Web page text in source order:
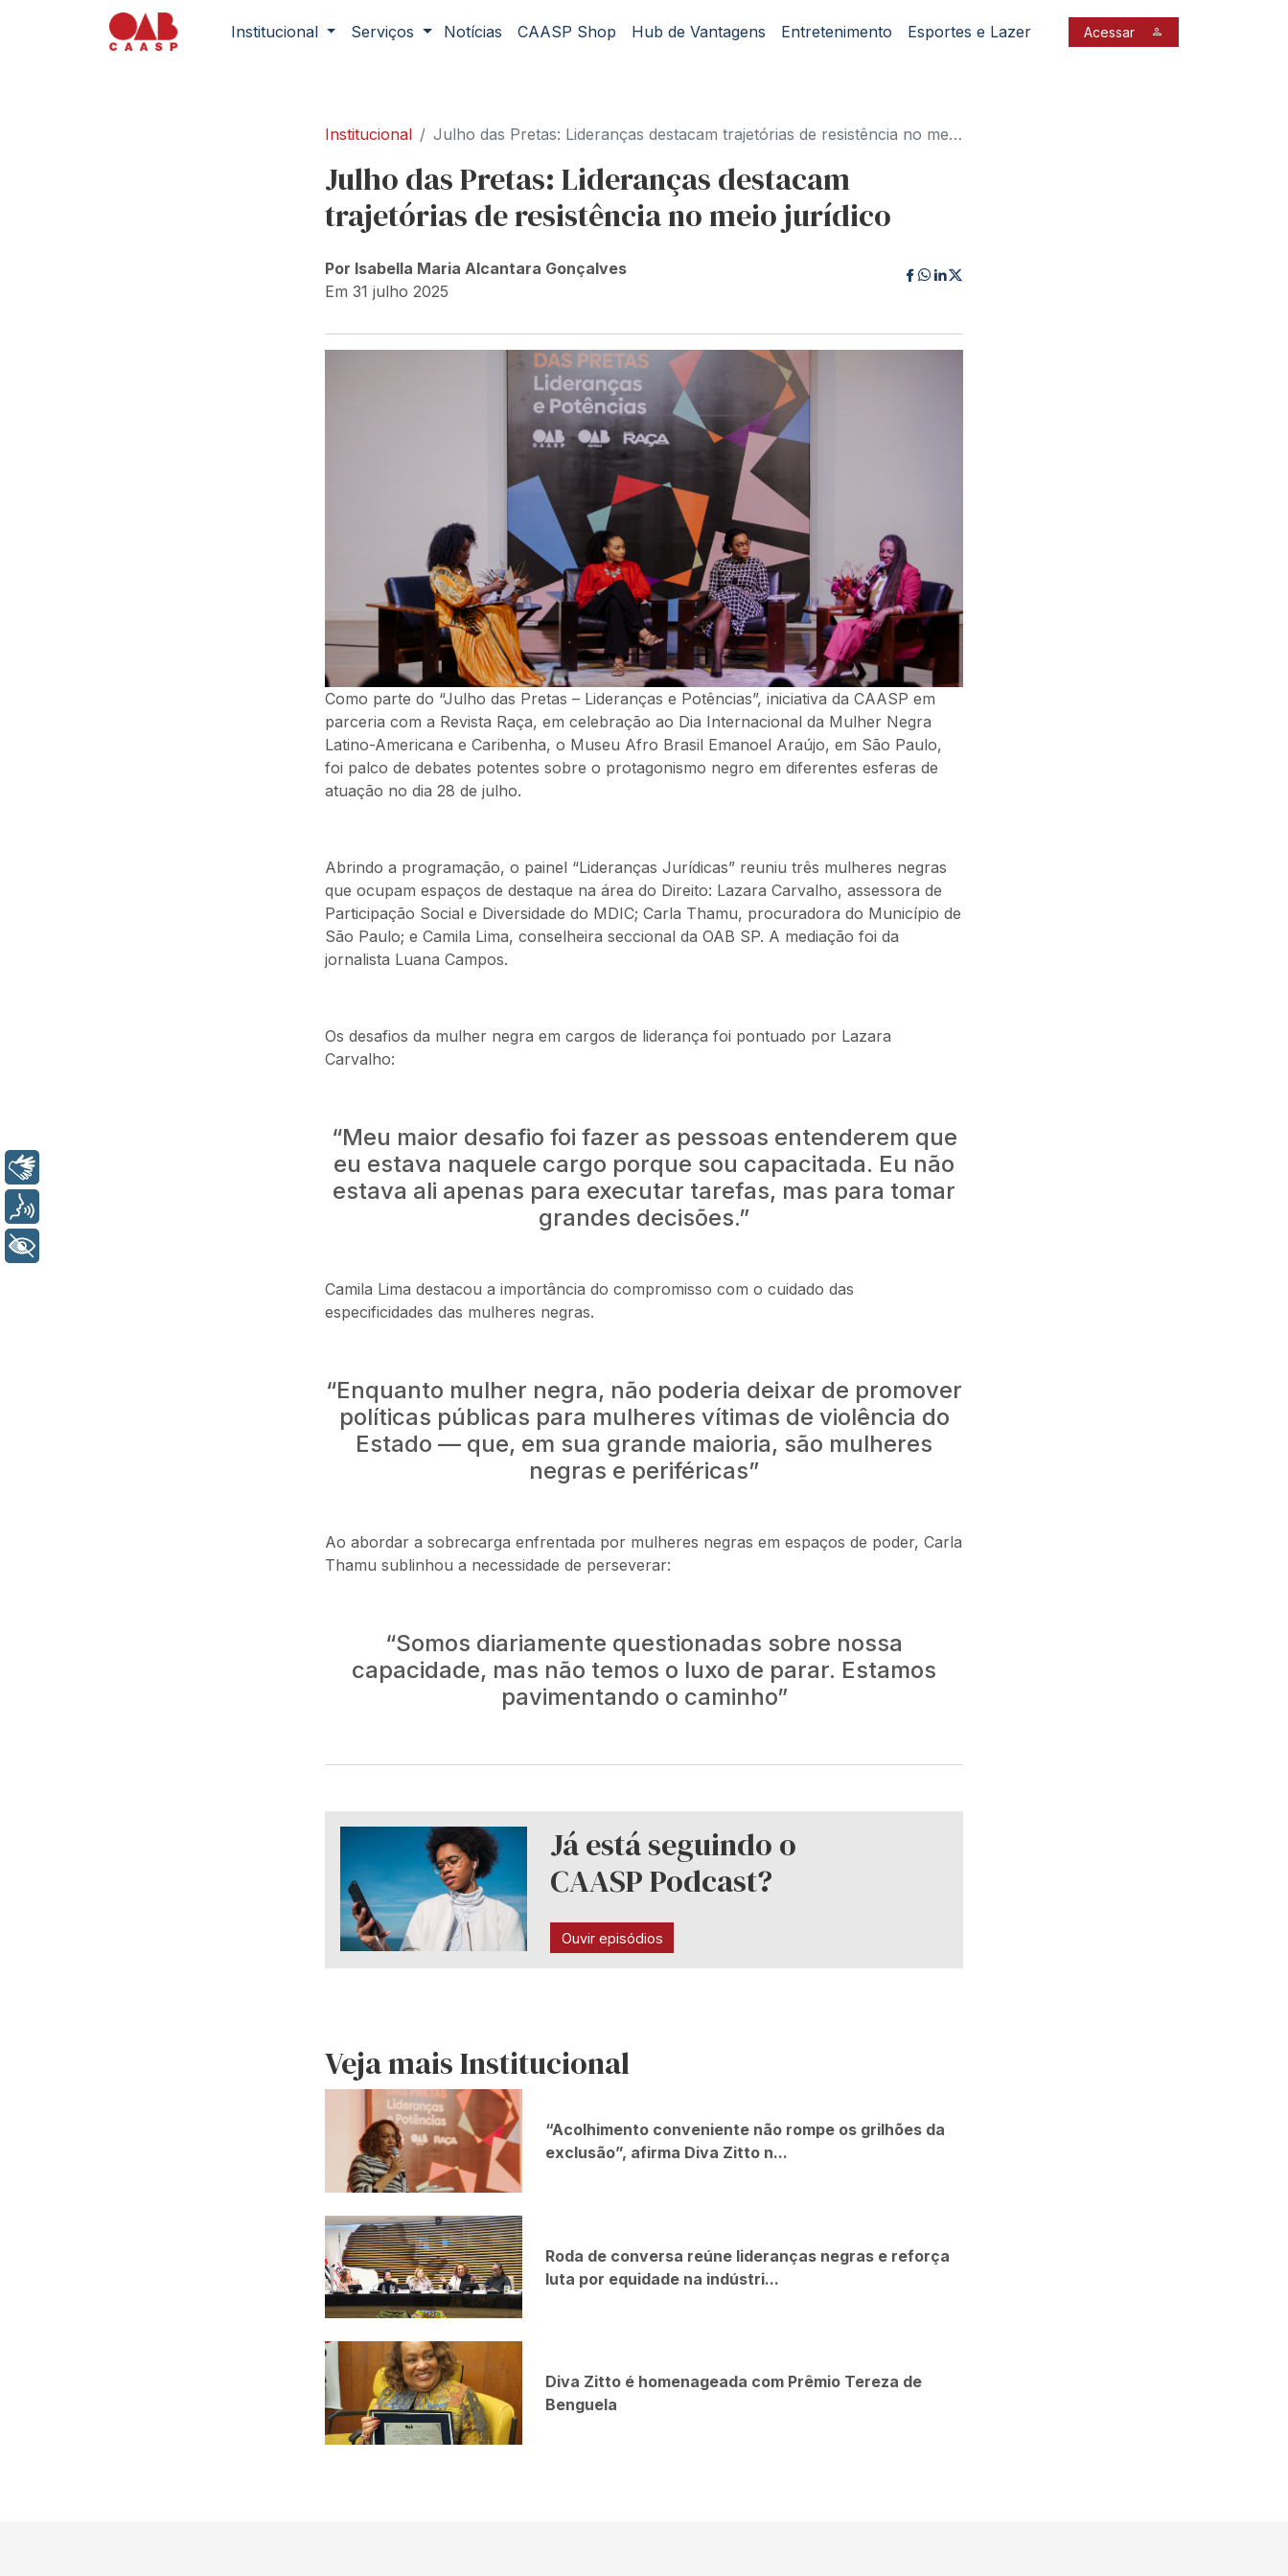
Institucional Serviços Notícias CAASP Shop Hub de Vantagens Entretenimento Esportes e Lazer Acessar
Institucional Julho das Pretas: Lideranças destacam trajetórias de resistência no meio jurídic...
Julho das Pretas: Lideranças destacam
trajetórias de resistência no meio jurídico
Por Isabella Maria Alcantara Gonçalves
Em 31 julho 2025
Como parte do “Julho das Pretas – Lideranças e Potências”, iniciativa da CAASP em
parceria com a Revista Raça, em celebração ao Dia Internacional da Mulher Negra
Latino-Americana e Caribenha, o Museu Afro Brasil Emanoel Araújo, em São Paulo,
foi palco de debates potentes sobre o protagonismo negro em diferentes esferas de
atuação no dia 28 de julho.
Abrindo a programação, o painel “Lideranças Jurídicas” reuniu três mulheres negras
que ocupam espaços de destaque na área do Direito: Lazara Carvalho, assessora de
Participação Social e Diversidade do MDIC; Carla Thamu, procuradora do Município de
São Paulo; e Camila Lima, conselheira seccional da OAB SP. A mediação foi da
jornalista Luana Campos.
Os desafios da mulher negra em cargos de liderança foi pontuado por Lazara
Carvalho:
“Meu maior desafio foi fazer as pessoas entenderem que
eu estava naquele cargo porque sou capacitada. Eu não
estava ali apenas para executar tarefas, mas para tomar
grandes decisões.”
Camila Lima destacou a importância do compromisso com o cuidado das
especificidades das mulheres negras.
“Enquanto mulher negra, não poderia deixar de promover
políticas públicas para mulheres vítimas de violência do
Estado — que, em sua grande maioria, são mulheres
negras e periféricas”
Ao abordar a sobrecarga enfrentada por mulheres negras em espaços de poder, Carla
Thamu sublinhou a necessidade de perseverar:
“Somos diariamente questionadas sobre nossa
capacidade, mas não temos o luxo de parar. Estamos
pavimentando o caminho”
Já está seguindo o
CAASP Podcast?
Ouvir episódios
Veja mais Institucional
“Acolhimento conveniente não rompe os grilhões da
exclusão”, afirma Diva Zitto n...
Roda de conversa reúne lideranças negras e reforça
luta por equidade na indústri...
Diva Zitto é homenageada com Prêmio Tereza de
Benguela